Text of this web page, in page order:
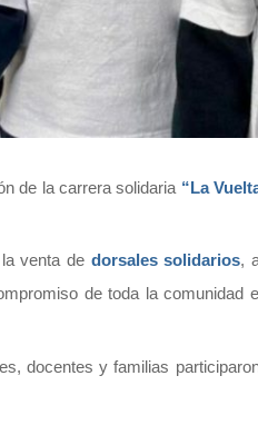
de la carrera solidaria “La
venta de dorsales solidarios,
de toda la comunidad
docentes y familias